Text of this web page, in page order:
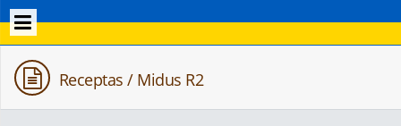
Receptas / Midus R2